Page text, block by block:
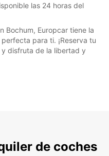
las 24 horas del
Bochum, Europcar tiene la
para ti. ¡Reserva tu
disfruta de la libertad y
de coches